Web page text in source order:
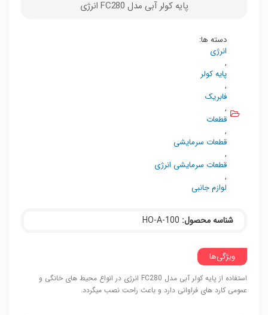
پایه کولر آبی مدل FC280 انرژی
دسته ها:
انرژی
,
پایه کولر
,
فابریک
,
قطعات
,
قطعات سرمایشی
,
قطعات سرمایشی انرژی
,
لوازم جانبی
شناسه محصول: HO-A-100
ویژگی‌ها
استفاده از پایه کولر آبی مدل FC280 انرژی در انواع محیط های خانگی و
عمومی کارد های فراوانی دارد و باعث راحت نصب میگردد.